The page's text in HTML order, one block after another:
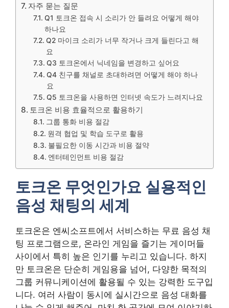
자주 묻는 질문
Q1 토크온 접속 시 소리가 안 들려요 어떻게 해야
하나요
Q2 마이크 소리가 너무 작거나 크게 들린다고 해
요
Q3 토크온에서 닉네임을 변경하고 싶어요
Q4 친구를 채널로 초대하려면 어떻게 해야 하나
요
Q5 토크온을 사용하면 인터넷 속도가 느려지나요
토크온 비용 효율적으로 활용하기
그룹 통화 비용 절감
원격 협업 및 학습 도구로 활용
불필요한 이동 시간과 비용 절약
엔터테인먼트 비용 절감
토크온 무엇인가요 실용적인
음성 채팅의 세계
토크온은 엔씨소프트에서 서비스하는 무료 음성 채
팅 프로그램으로, 온라인 게임을 즐기는 게이머들
사이에서 특히 높은 인기를 누리고 있습니다. 하지
만 토크온은 단순히 게임용을 넘어, 다양한 목적의
그룹 커뮤니케이션에 활용될 수 있는 강력한 도구입
니다. 여러 사람이 동시에 실시간으로 음성 대화를